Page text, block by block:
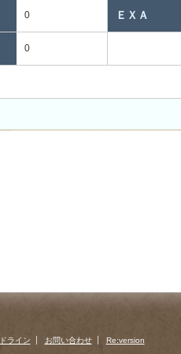
0 ＥＸＡ
0
ライン お問い合わせ Re:version